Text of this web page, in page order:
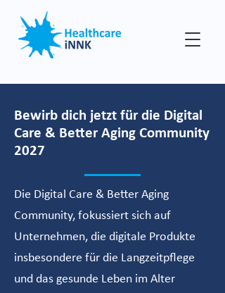
Bewirb dich jetzt für die Digital
Care & Better Aging Community
2027
Die Digital Care & Better Aging
Community, fokussiert sich auf
Unternehmen, die digitale Produkte
insbesondere für die Langzeitpflege
und das gesunde Leben im Alter